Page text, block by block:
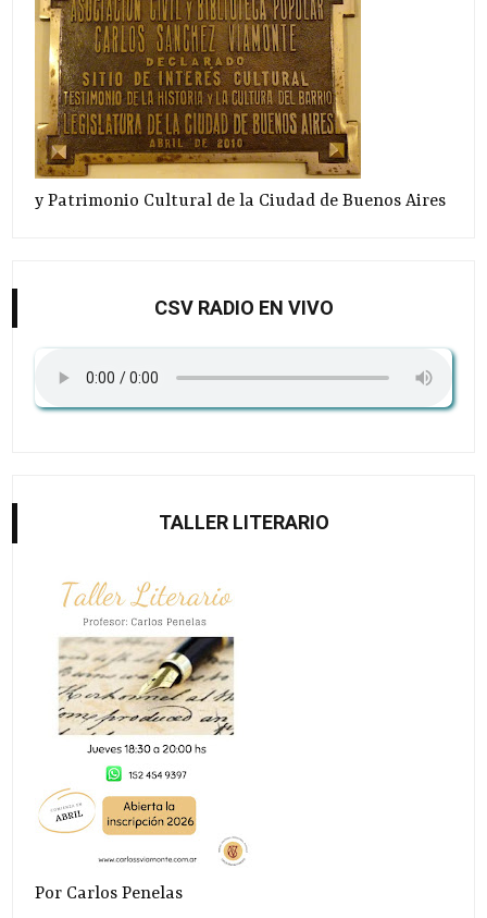
y Patrimonio Cultural de la Ciudad de Buenos Aires
CSV RADIO EN VIVO
TALLER LITERARIO
Por Carlos Penelas